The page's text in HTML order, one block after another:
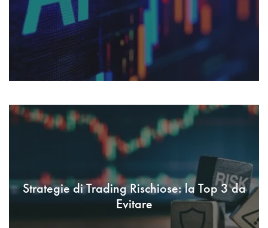
Strategie di Trading Rischiose: la Top 3 da
Evitare